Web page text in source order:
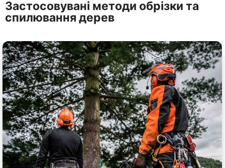
Застосовувані методи обрізки та
спилювання дерев